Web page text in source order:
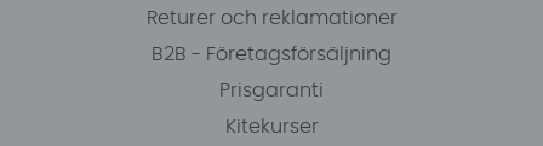
Returer och reklamationer
B2B - Företagsförsäljning
Prisgaranti
Kitekurser